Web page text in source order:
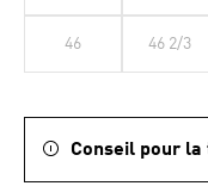
46 46 2/3
Conseil pour